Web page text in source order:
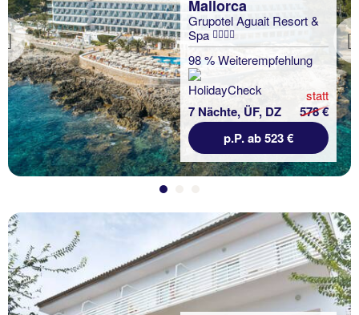
Previous
Mallorca
Grupotel Aguait Resort &
Spa
98 % Weiterempfehlung
7 Nächte, ÜF, DZ
statt
578 €
p.P. ab 523 €